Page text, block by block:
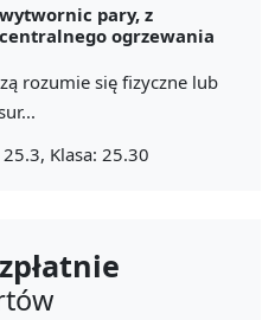
pary, z
ogrzewania
rozumie się fizyczne lub
25.3, Klasa: 25.30